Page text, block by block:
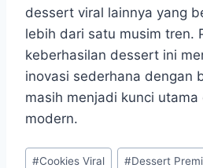
dessert viral lainnya yang
lebih dari satu musim tren.
keberhasilan dessert ini
inovasi sederhana dengan
masih menjadi kunci
modern.
Post
#Cookies Viral #Dessert